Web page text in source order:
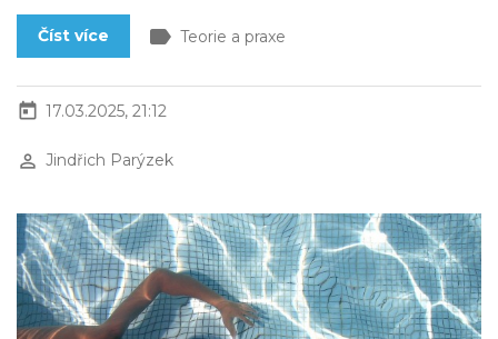
Číst více label Teorie a praxe
today 17.03.2025, 21:12
perm_identity Jindřich Parýzek